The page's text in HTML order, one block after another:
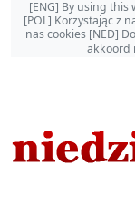
[ENG] By using
[POL] Korzystając z
nas cookies [NED]
akkoord